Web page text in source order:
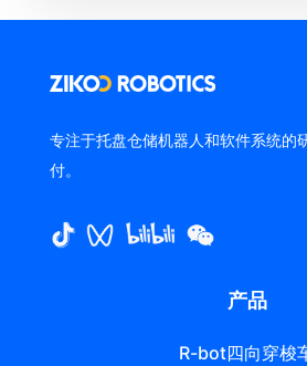
专注于托盘仓储机器人和软件系统的
付。
产品
R-bot四向穿梭